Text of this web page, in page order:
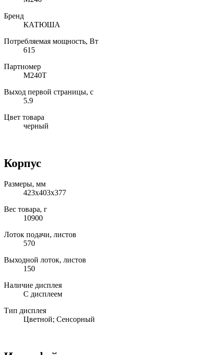
Бренд
КАТЮША
Потребляемая мощность, Вт
615
Партномер
M240T
Выход первой страницы, с
5.9
Цвет товара
черный
Корпус
Размеры, мм
423x403x377
Вес товара, г
10900
Лоток подачи, листов
570
Выходной лоток, листов
150
Наличие дисплея
С дисплеем
Тип дисплея
Цветной; Сенсорный